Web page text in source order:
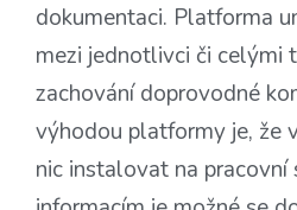
dokumentaci. Platforma
mezi jednotlivci či celými
zachování doprovodné
výhodou platformy je, že
nic instalovat na pracovní